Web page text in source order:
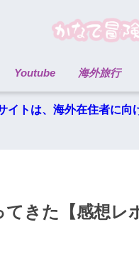
Youtube 海外旅行
イトは、海外在住者に向
きた【感想レ